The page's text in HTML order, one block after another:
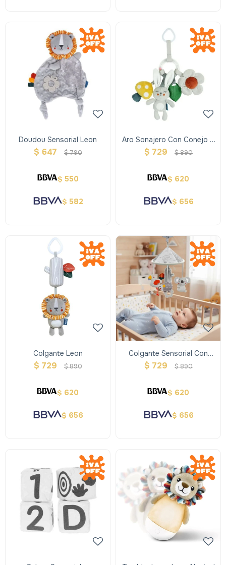
Doudou Sensorial Leon
$ 647 $790
$ 550
$ 582
Aro Sonajero Con Conejo Y
Flor
$ 729 $890
$ 620
$ 656
Colgante Leon
$ 729 $890
$ 620
$ 656
Colgante Sensorial Con
Animales
$ 729 $890
$ 620
$ 656